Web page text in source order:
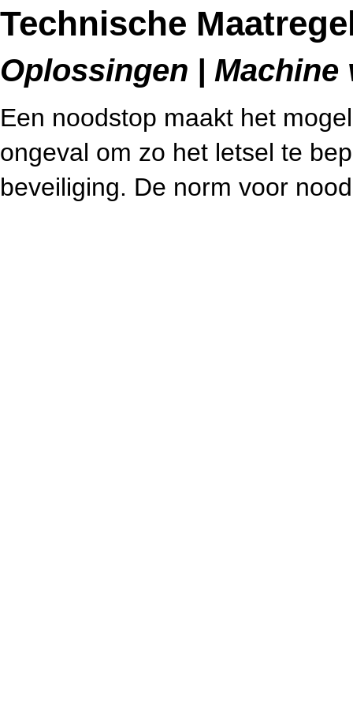
Technische
Oplossingen |
Een noodstop maakt het
ongeval om zo het letsel te
beveiliging. De norm voor